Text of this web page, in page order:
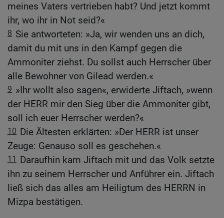
meines Vaters vertrieben habt? Und jetzt kommt
ihr, wo ihr in Not seid?«
8 Sie antworteten: »Ja, wir wenden uns an dich,
damit du mit uns in den Kampf gegen die
Ammoniter ziehst. Du sollst auch Herrscher über
alle Bewohner von Gilead werden.«
9 »Ihr wollt also sagen«, erwiderte Jiftach, »wenn
der HERR mir den Sieg über die Ammoniter gibt,
soll ich euer Herrscher werden?«
10 Die Ältesten erklärten: »Der HERR ist unser
Zeuge: Genauso soll es geschehen.«
11 Daraufhin kam Jiftach mit und das Volk setzte
ihn zu seinem Herrscher und Anführer ein. Jiftach
ließ sich das alles am Heiligtum des HERRN in
Mizpa bestätigen.